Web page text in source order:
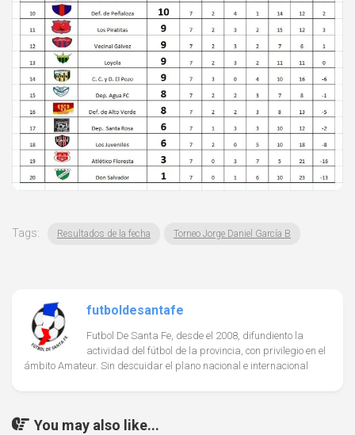
Tags: Resultados de la fecha Torneo Jorge Daniel García B
futboldesantafe
Futbol De Santa Fe, desde el 2008, difundiento la
actividad del fútbol de la provincia, con privilegio en el
ámbito Amateur. Sin descuidar el plano nacional e internacional
You may also like...